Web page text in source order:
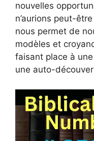
nouvelles
n’aurions peut-
nous permet de
modèles et
faisant place à
une auto-